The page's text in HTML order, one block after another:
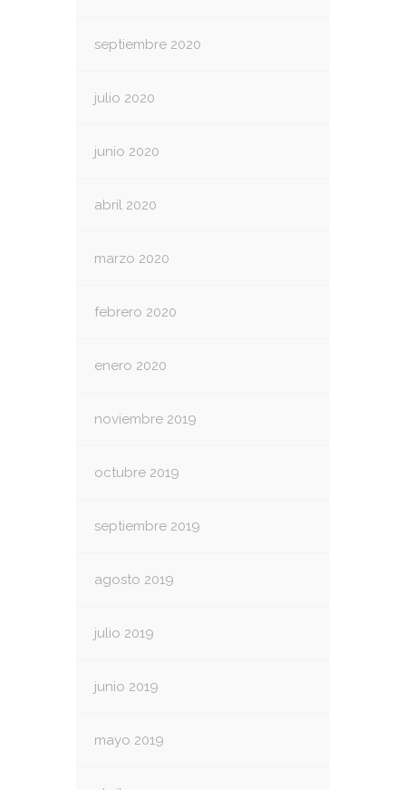
septiembre 2020
julio 2020
junio 2020
abril 2020
marzo 2020
febrero 2020
enero 2020
noviembre 2019
octubre 2019
septiembre 2019
agosto 2019
julio 2019
junio 2019
mayo 2019